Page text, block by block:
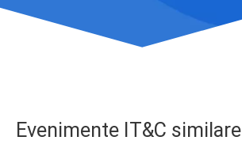
Evenimente IT&C similare